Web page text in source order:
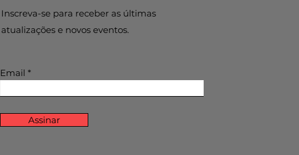
Inscreva-se para receber as últimas
atualizações e novos eventos.
Email
Assinar